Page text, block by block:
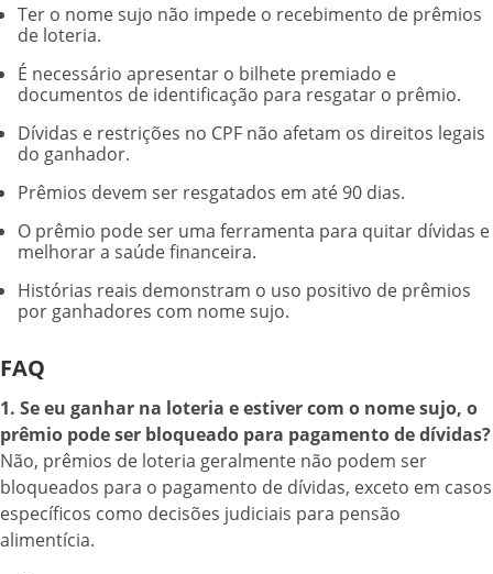
Ter o nome sujo não impede o recebimento de prêmios
de loteria.
É necessário apresentar o bilhete premiado e
documentos de identificação para resgatar o prêmio.
Dívidas e restrições no CPF não afetam os direitos legais
do ganhador.
Prêmios devem ser resgatados em até 90 dias.
O prêmio pode ser uma ferramenta para quitar dívidas e
melhorar a saúde financeira.
Histórias reais demonstram o uso positivo de prêmios
por ganhadores com nome sujo.
FAQ
1. Se eu ganhar na loteria e estiver com o nome sujo, o
prêmio pode ser bloqueado para pagamento de dívidas?
Não, prêmios de loteria geralmente não podem ser
bloqueados para o pagamento de dívidas, exceto em casos
específicos como decisões judiciais para pensão
alimentícia.